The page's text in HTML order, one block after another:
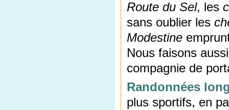
Route du Sel, les
sans oublier les
Modestine
Nous faisons
compagnie de
Randonnées
plus sportifs, en